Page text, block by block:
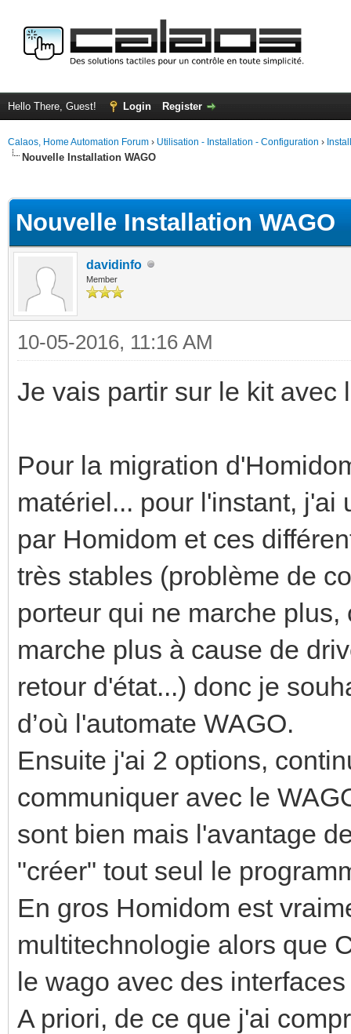
Hello There, Guest! Login Register
Calaos, Home Automation Forum › Utilisation - Installation - Configuration ›
Nouvelle Installation WAGO
Nouvelle Installation WAGO
davidinfo
Member
10-05-2016, 11:16 AM
Je vais partir sur le kit avec
Pour la migration
matériel... pour l'instant, j'ai
par Homidom et ces
très stables (problème de
porteur qui ne marche
marche plus à cause de
retour d'état...) donc je
d’où l'automate WAGO.
Ensuite j'ai 2 options,
communiquer avec le
sont bien mais l'avantage
"créer" tout seul le
En gros Homidom est
multitechnologie alors que
le wago avec des
A priori, de ce que j'ai